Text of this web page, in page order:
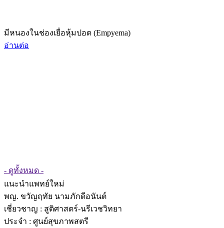
มีหนองในช่องเยื่อหุ้มปอด (Empyema)
อ่านต่อ
- ดูทั้งหมด -
แนะนำแพทย์ใหม่
พญ. ขวัญฤทัย นามภักดีอนันต์
เชี่ยวชาญ : สูติศาสตร์-นรีเวชวิทยา
ประจำ : ศูนย์สุขภาพสตรี